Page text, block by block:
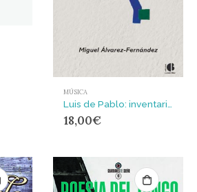
MÚSICA
18,00€